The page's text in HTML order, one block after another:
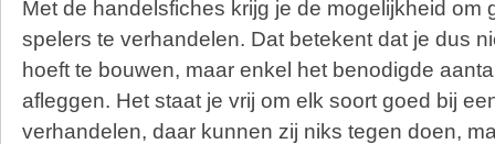
Met de handelsfiches krijg je de mogelijkheid om
spelers te verhandelen. Dat betekent dat je dus
hoeft te bouwen, maar enkel het benodigde
afleggen. Het staat je vrij om elk soort goed bij
verhandelen, daar kunnen zij niks tegen doen,